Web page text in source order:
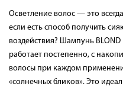
Осветление волос — это
если есть способ получить
воздействия? Шампунь
работает постепенно, с
волосы при каждом
«солнечных бликов». Это